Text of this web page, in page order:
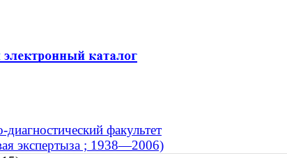
факультет
экспертыза ; 1938—2006)